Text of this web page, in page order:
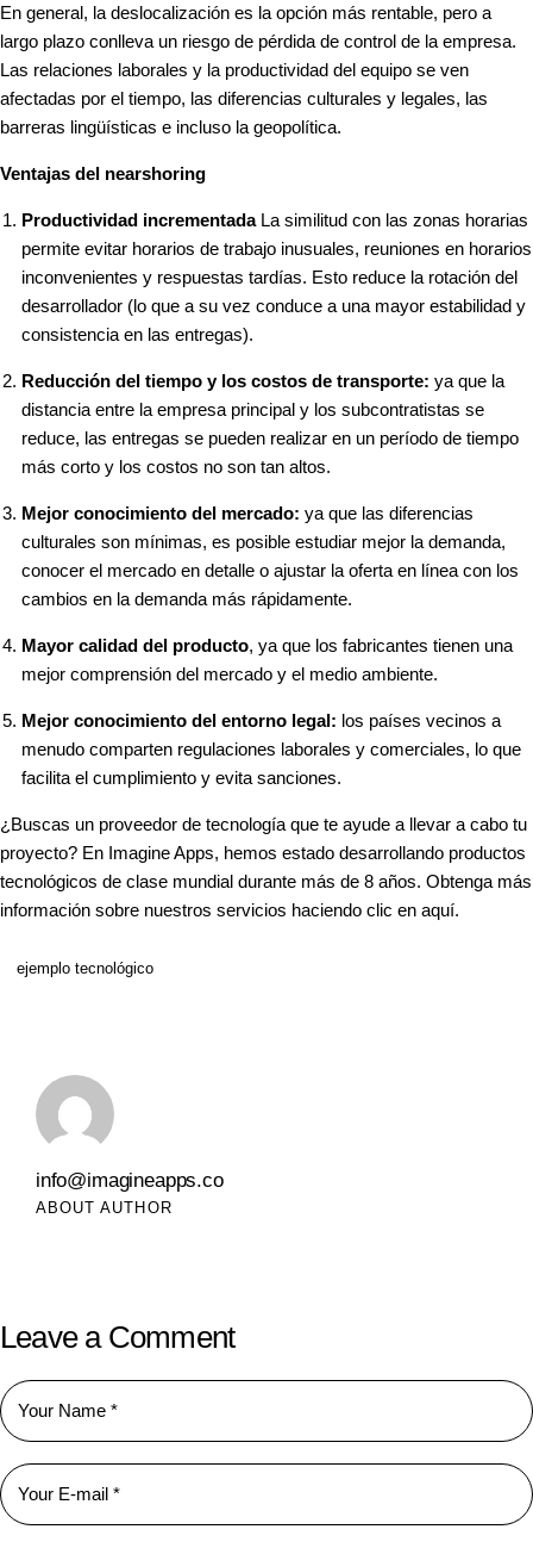
En general, la deslocalización es la opción más rentable, pero a
largo plazo conlleva un riesgo de pérdida de control de la empresa.
Las relaciones laborales y la productividad del equipo se ven
afectadas por el tiempo, las diferencias culturales y legales, las
barreras lingüísticas e incluso la geopolítica.
Ventajas del nearshoring
Productividad incrementada La similitud con las zonas horarias
permite evitar horarios de trabajo inusuales, reuniones en horarios
inconvenientes y respuestas tardías. Esto reduce la rotación del
desarrollador (lo que a su vez conduce a una mayor estabilidad y
consistencia en las entregas).
Reducción del tiempo y los costos de transporte: ya que la
distancia entre la empresa principal y los subcontratistas se
reduce, las entregas se pueden realizar en un período de tiempo
más corto y los costos no son tan altos.
Mejor conocimiento del mercado: ya que las diferencias
culturales son mínimas, es posible estudiar mejor la demanda,
conocer el mercado en detalle o ajustar la oferta en línea con los
cambios en la demanda más rápidamente.
Mayor calidad del producto, ya que los fabricantes tienen una
mejor comprensión del mercado y el medio ambiente.
Mejor conocimiento del entorno legal: los países vecinos a
menudo comparten regulaciones laborales y comerciales, lo que
facilita el cumplimiento y evita sanciones.
¿Buscas un proveedor de tecnología que te ayude a llevar a cabo tu
proyecto? En Imagine Apps, hemos estado desarrollando productos
tecnológicos de clase mundial durante más de 8 años. Obtenga más
información sobre nuestros servicios haciendo clic en aquí.
ejemplo tecnológico
info@imagineapps.co
ABOUT AUTHOR
Leave a Comment